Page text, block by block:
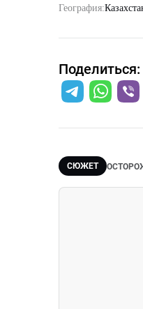
География:
Поделиться:
СЮЖЕТ